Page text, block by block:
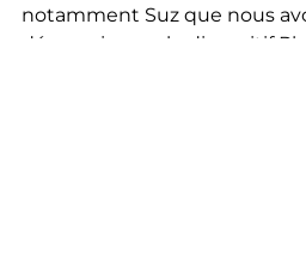
notamment Suz que nous
découvrir avec le dispositif